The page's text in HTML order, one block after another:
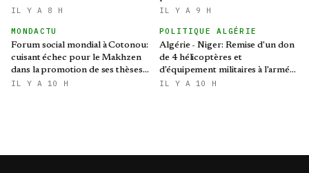
préoccupations des opérateurs
IL Y A 8 H
IL Y A 9 H
MONDACTU
Forum social mondial à Cotonou:
cuisant échec pour le Makhzen
dans la promotion de ses thèses
colonialistes
IL Y A 10 H
POLITIQUE ALGÉRIE
Algérie - Niger: Remise d'un don
de 4 hélicoptères et
d'équipement militaires à l'armée
nigérienne
IL Y A 10 H